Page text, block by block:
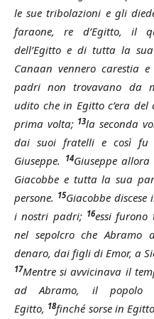
le sue tribolazioni e gli
faraone, re d’Egitto, il
dell’Egitto e di tutta la
Canaan vennero carestia
padri non trovavano da
udito che in Egitto c’era
prima volta; 13la seconda
dai suoi fratelli e così
Giuseppe.
14Giuseppe
Giacobbe e tutta la sua
persone. 15Giacobbe
i nostri padri; 16essi furono
nel sepolcro che Abramo
denaro, dai figli di Emor, a
17Mentre si avvicinava il
ad Abramo, il popolo
Egitto, 18finché sorse in